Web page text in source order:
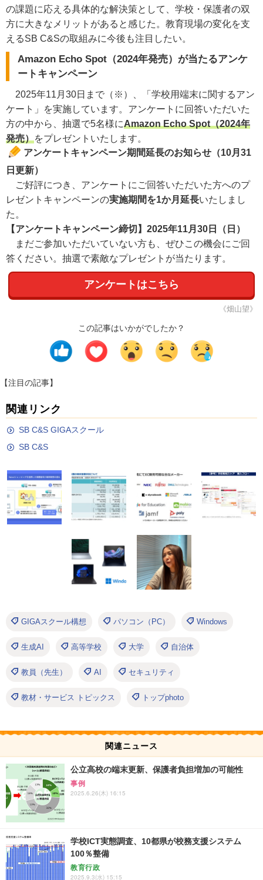
の課題に応える具体的な解決策として、学校・保護者の双
方に大きなメリットがあると感じた。教育現場の変化を支
えるSB C&Sの取組みに今後も注目したい。
Amazon Echo Spot（2024年発売）が当たるアンケ
ートキャンペーン
2025年11月30日まで（※）、「学校用端末に関するアン
ケート」を実施しています。アンケートに回答いただいた
方の中から、抽選で5名様にAmazon Echo Spot（2024年
発売）をプレゼントいたします。
アンケートキャンペーン期間延長のお知らせ（10月31
日更新）
ご好評につき、アンケートにご回答いただいた方へのプ
レゼントキャンペーンの実施期間を1か月延長いたしまし
た。
【アンケートキャンペーン締切】2025年11月30日（日）
まだご参加いただいていない方も、ぜひこの機会にご回
答ください。抽選で素敵なプレゼントが当たります。
アンケートはこちら
《畑山望》
この記事はいかがでしたか？
【注目の記事】
関連リンク
SB C&S GIGAスクール
SB C&S
GIGAスクール構想 パソコン（PC） Windows
生成AI 高等学校 大学 自治体
教員（先生） AI セキュリティ
教材・サービス トピックス トップphoto
関連ニュース
公立高校の端末更新、保護者負担増加の可能性
事例
2025.6.26(木) 16:15
学校ICT実態調査、10都県が校務支援システム
100％整備
教育行政
2025.9.3(水) 15:15